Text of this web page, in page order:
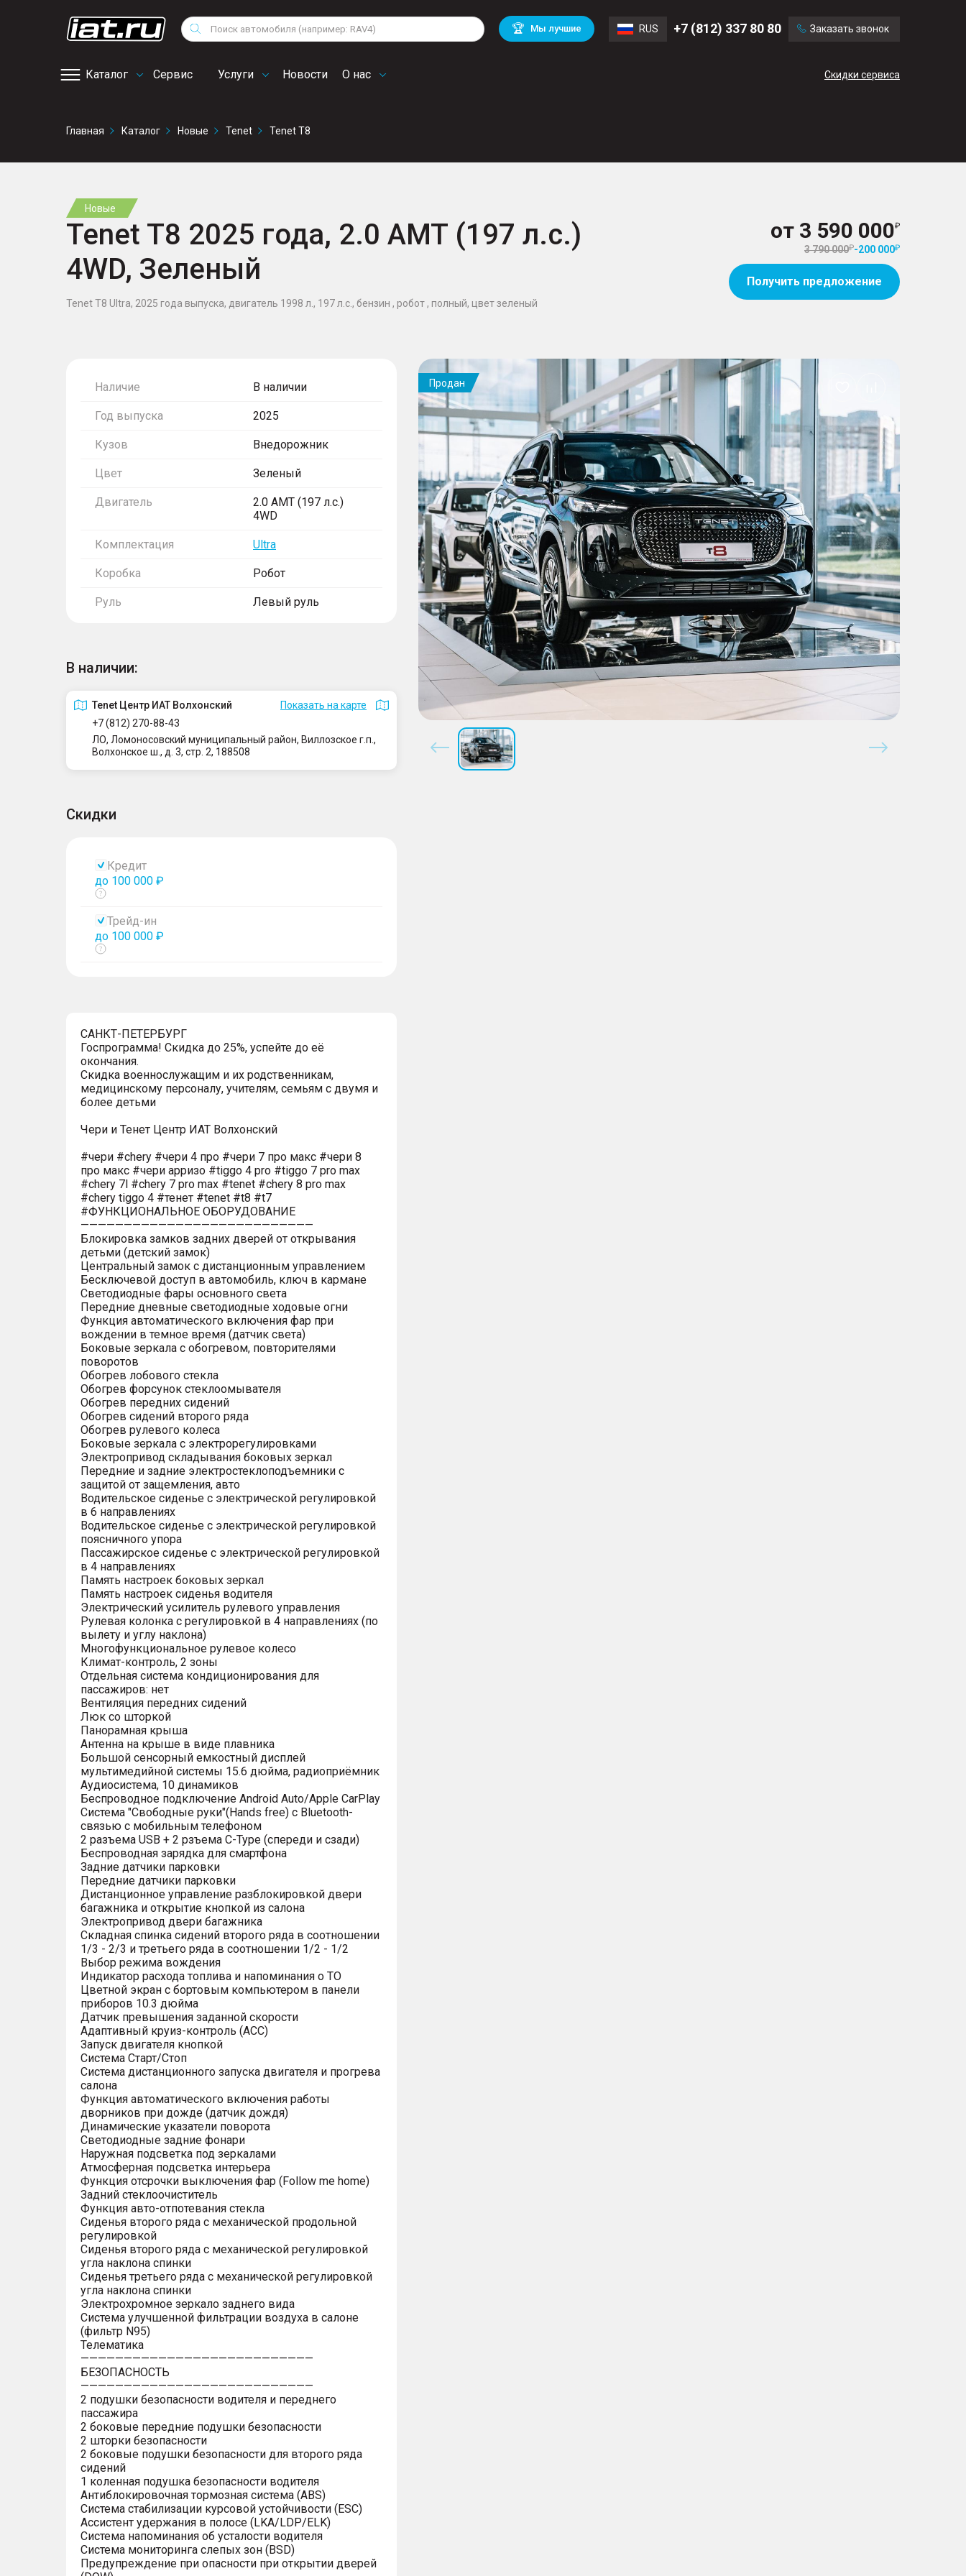
Поиск 🏆 Мы лучшие RUS +7 (812) 337 80 80 Заказать звонок
Каталог Сервис
сервис
Услуги Новости О нас Скидки сервиса
Снегоходы
Квадроциклы
Volkswagen
Mitsubishi BMW
Audi
Chevrolet Mercedes Benz
Главная Каталог Новые Tenet Tenet T8
Новые
Tenet T8 2025 года, 2.0 AMT (197 л.с.)
4WD, Зеленый
Tenet T8 Ultra, 2025 года выпуска, двигатель 1998 л., 197 л.с., бензин , робот , полный, цвет зеленый
от 3 590 000
3 790 000 -200 000
Получить предложение
Наличие В наличии
Год выпуска 2025
Кузов Внедорожник
Цвет Зеленый
Двигатель
2.0 AMT (197 л.с.)
4WD
Комплектация Ultra
Коробка Робот
Руль Левый руль
В наличии:
Tenet Центр ИАТ Волхонский
Показать на карте
+7 (812) 270-88-43
ЛО, Ломоносовский муниципальный район, Виллозское г.п.,
Волхонское ш., д. 3, стр. 2, 188508
Скидки
Кредит
до 100 000 ₽
Показать
Трейд-ин
до 100 000 ₽
Показать
САНКТ-ПЕТЕРБУРГ
Госпрограмма! Скидка до 25%, успейте до её
окончания.
Скидка военнослужащим и их родственникам,
медицинскому персоналу, учителям, семьям с двумя и
более детьми
Чери и Тенет Центр ИАТ Волхонский
#чери #chery #чери 4 про #чери 7 про макс #чери 8
про макс #чери арризо #tiggo 4 pro #tiggo 7 pro max
#chery 7l #chery 7 pro max #tenet #chery 8 pro max
#chery tiggo 4 #тенет #tenet #t8 #t7
#ФУНКЦИОНАЛЬНОЕ ОБОРУДОВАНИЕ
———————————————————————————
Блокировка замков задних дверей от открывания
детьми (детский замок)
Центральный замок с дистанционным управлением
Бесключевой доступ в автомобиль, ключ в кармане
Светодиодные фары основного света
Передние дневные светодиодные ходовые огни
Функция автоматического включения фар при
вождении в темное время (датчик света)
Боковые зеркала с обогревом, повторителями
поворотов
Обогрев лобового стекла
Обогрев форсунок стеклоомывателя
Обогрев передних сидений
Обогрев сидений второго ряда
Обогрев рулевого колеса
Боковые зеркала с электрорегулировками
Электропривод складывания боковых зеркал
Передние и задние электростеклоподъемники с
защитой от защемления, авто
Водительское сиденье с электрической регулировкой
в 6 направлениях
Водительское сиденье с электрической регулировкой
поясничного упора
Пассажирское сиденье с электрической регулировкой
в 4 направлениях
Память настроек боковых зеркал
Память настроек сиденья водителя
Электрический усилитель рулевого управления
Рулевая колонка с регулировкой в 4 направлениях (по
вылету и углу наклона)
Многофункциональное рулевое колесо
Климат-контроль, 2 зоны
Отдельная система кондиционирования для
пассажиров: нет
Вентиляция передних сидений
Люк со шторкой
Панорамная крыша
Антенна на крыше в виде плавника
Большой сенсорный емкостный дисплей
мультимедийной системы 15.6 дюйма, радиоприёмник
Аудиосистема, 10 динамиков
Беспроводное подключение Android Auto/Apple CarPlay
Система "Свободные руки"(Hands free) с Bluetooth-
связью с мобильным телефоном
2 разъема USB + 2 рзъема C-Type (спереди и сзади)
Беспроводная зарядка для смартфона
Задние датчики парковки
Передние датчики парковки
Дистанционное управление разблокировкой двери
багажника и открытие кнопкой из салона
Электропривод двери багажника
Складная спинка сидений второго ряда в соотношении
1/3 - 2/3 и третьего ряда в соотношении 1/2 - 1/2
Выбор режима вождения
Индикатор расхода топлива и напоминания о ТО
Цветной экран с бортовым компьютером в панели
приборов 10.3 дюйма
Датчик превышения заданной скорости
Адаптивный круиз-контроль (ACC)
Запуск двигателя кнопкой
Система Старт/Стоп
Система дистанционного запуска двигателя и прогрева
салона
Функция автоматического включения работы
дворников при дожде (датчик дождя)
Динамические указатели поворота
Светодиодные задние фонари
Наружная подсветка под зеркалами
Атмосферная подсветка интерьера
Функция отсрочки выключения фар (Follow me home)
Задний стеклоочиститель
Функция авто-отпотевания стекла
Сиденья второго ряда с механической продольной
регулировкой
Сиденья второго ряда с механической регулировкой
угла наклона спинки
Сиденья третьего ряда с механической регулировкой
угла наклона спинки
Электрохромное зеркало заднего вида
Система улучшенной фильтрации воздуха в салоне
(фильтр N95)
Телематика
———————————————————————————
БЕЗОПАСНОСТЬ
———————————————————————————
2 подушки безопасности водителя и переднего
пассажира
2 боковые передние подушки безопасности
2 шторки безопасности
2 боковые подушки безопасности для второго ряда
сидений
1 коленная подушка безопасности водителя
Антиблокировочная тормозная система (ABS)
Система стабилизации курсовой устойчивости (ESC)
Ассистент удержания в полосе (LKA/LDP/ELK)
Система напоминания об усталости водителя
Система мониторинга слепых зон (BSD)
Предупреждение при опасности при открытии дверей
Продан
избранное